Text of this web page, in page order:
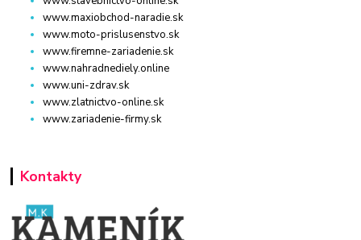
www.maxiobchod-naradie.sk
www.moto-prislusenstvo.sk
www.firemne-zariadenie.sk
www.nahradnediely.online
www.uni-zdrav.sk
www.zlatnictvo-online.sk
www.zariadenie-firmy.sk
Kontakty